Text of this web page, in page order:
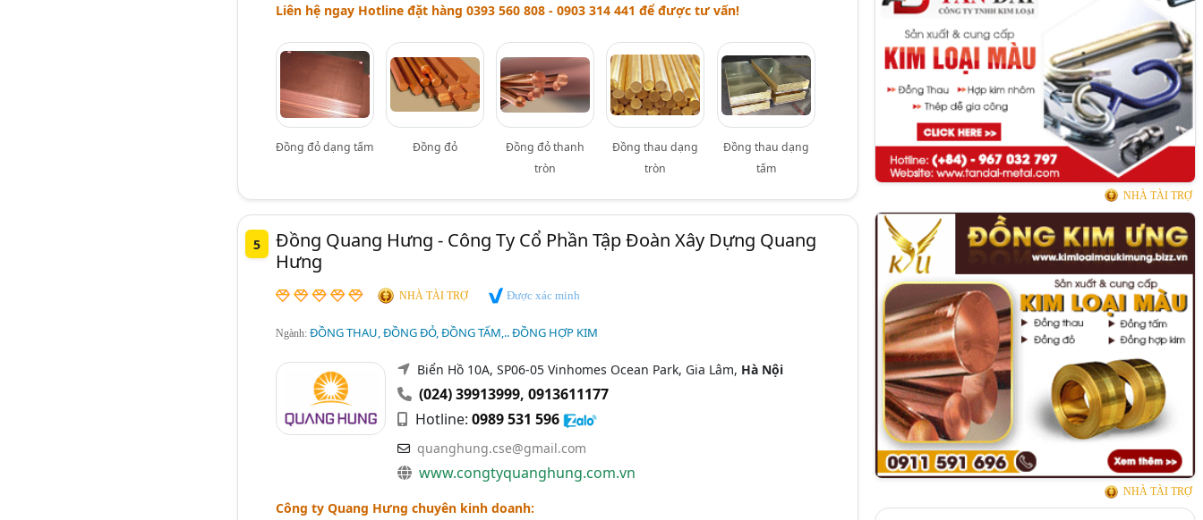
Liên hệ ngay Hotline đặt hàng 0393 560 808 - 0903 314 441 để được tư vấn!
Đồng đỏ dạng tấm Đồng đỏ
Đồng đỏ thanh
tròn
Đồng thau dạng
tròn
Đồng thau dạng
tấm
5
Đồng Quang Hưng - Công Ty Cổ Phần Tập Đoàn Xây Dựng Quang
Hưng
NHÀ TÀI TRỢ Được xác minh
Ngành: ĐỒNG THAU, ĐỒNG ĐỎ, ĐỒNG TẤM,.. ĐỒNG HỢP KIM
Biển Hồ 10A, SP06-05 Vinhomes Ocean Park, Gia Lâm, Hà Nội
(024) 39913999, 0913611177
Hotline: 0989 531 596
quanghung.cse@gmail.com
www.congtyquanghung.com.vn
Công ty Quang Hưng chuyên kinh doanh:
NHÀ TÀI TRỢ
NHÀ TÀI TRỢ